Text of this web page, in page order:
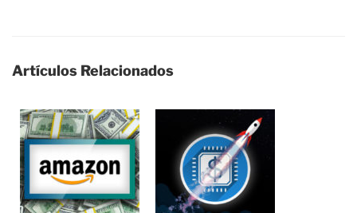
Artículos Relacionados